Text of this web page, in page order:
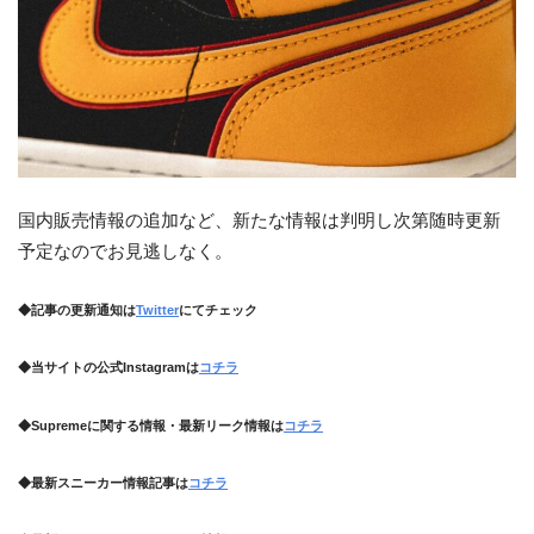
国内販売情報の追加など、新たな情報は判明し次第随時更新
予定なのでお見逃しなく。
◆記事の更新通知はTwitterにてチェック
◆当サイトの公式Instagramはコチラ
◆Supremeに関する情報・最新リーク情報はコチラ
◆最新スニーカー情報記事はコチラ